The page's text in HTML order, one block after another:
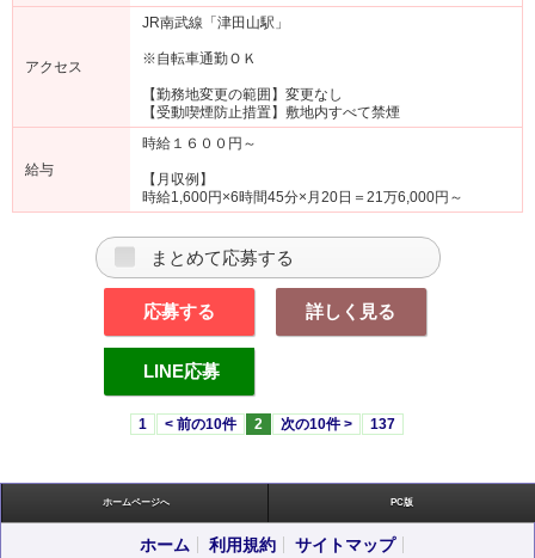
アクセス
JR南武線「津田山駅」
※自転車通勤ＯＫ
【勤務地変更の範囲】変更なし
【受動喫煙防止措置】敷地内すべて禁煙
給与
時給１６００円～
【月収例】
時給1,600円×6時間45分×月20日＝21万6,000円～
まとめて応募する
応募する 詳しく見る
LINE応募
1 < 前の10件 2 次の10件 > 137
ホームページへ PC版
ホーム 利用規約 サイトマップ